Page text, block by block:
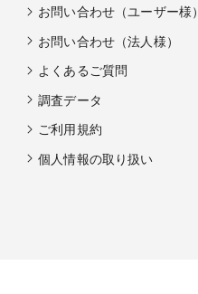
お問い合わせ（ユーザー様）
お問い合わせ（法人様）
よくあるご質問
調査データ
ご利用規約
個人情報の取り扱い